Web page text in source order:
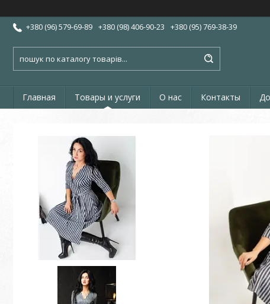
+380 (96) 579-69-89 +380 (98) 406-90-23 +380 (95) 769-38-39
Главная Товары и услуги О нас Контакты